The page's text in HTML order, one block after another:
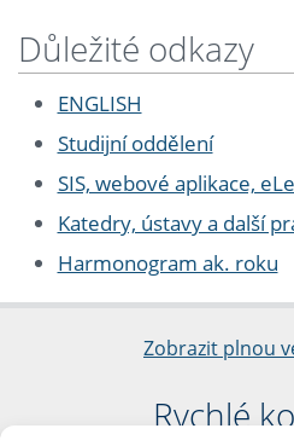
Důležité odkazy
ENGLISH
Studijní oddělení
SIS, webové aplikace,
Katedry, ústavy a další
Harmonogram ak. roku
Zobrazit plnou
Rychlé